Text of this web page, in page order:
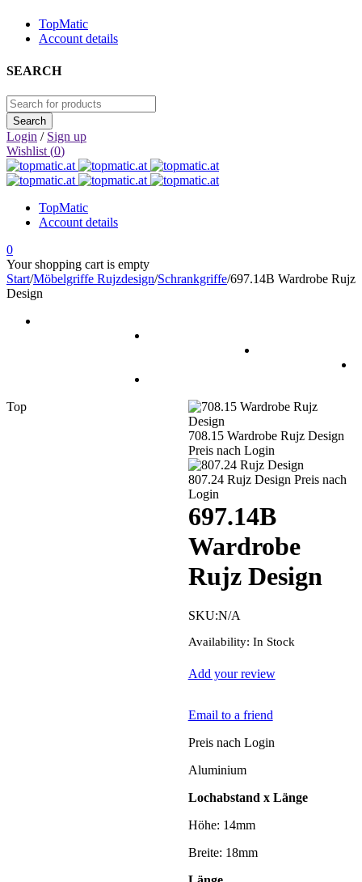
TopMatic
Account details
SEARCH
Login / Sign up
Wishlist (0)
TopMatic
Account details
0
Your shopping cart is empty
Start/Möbelgriffe Rujzdesign/Schrankgriffe/697.14B Wardrobe Rujz
Design
Top
708.15 Wardrobe Rujz Design
Preis nach Login
807.24 Rujz Design Preis nach
Login
697.14B
Wardrobe
Rujz Design
SKU:N/A
Availability: In Stock
Add your review
Email to a friend
Preis nach Login
Aluminium
Lochabstand x Länge
Höhe: 14mm
Breite: 18mm